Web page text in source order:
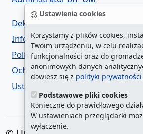
Ustawienia cookies
Korzystamy z plików cookies,
Twoim urządzeniu, w celu
funkcjonalności oraz do
anonimowych danych
dowiesz się z polityki prywatności
Podstawowe pliki cookies
Konieczne do prawidłowego
W ustawieniach przeglądarki
wyłączenie.
Deklaracja dostępności
Informacja o urzędzie w ETR
Polityka prywatności
Ochrona danych osobowych
Ustawienia cookies